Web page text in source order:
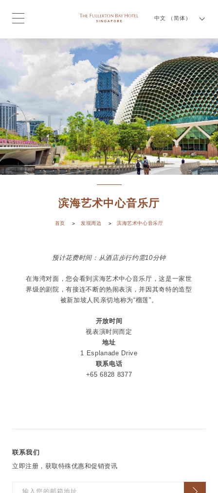
中文 （简体）
滨海艺术中心音乐厅
首页 发现周边 滨海艺术中心音乐厅
预计花费时间：从酒店步行约需10分钟
在海湾对面，您会看到滨海艺术中心音乐厅，这是一家世
界级的剧院，有接连不断的热闹表演，并因其奇特的造型
被新加坡人民亲切地称为“榴莲”。
开放时间
视表演时间而定
地址
1 Esplanade Drive
联系电话
+65 6828 8377
联系我们
立即注册，获取特殊优惠和促销资讯